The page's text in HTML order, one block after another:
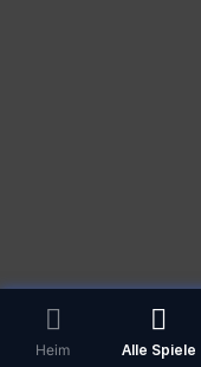
Heim Alle Spiele